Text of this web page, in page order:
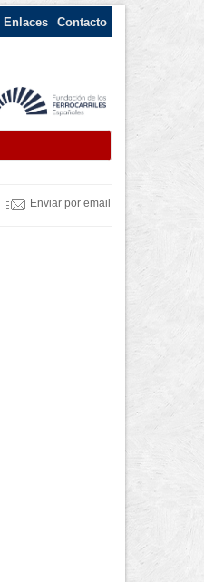
Enlaces Contacto
Enviar por email